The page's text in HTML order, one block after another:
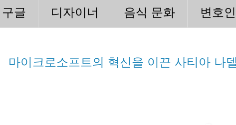
글 디자이너 음식 문화 변호인
마이크로소프트의 혁신을 이끈 사티아 나